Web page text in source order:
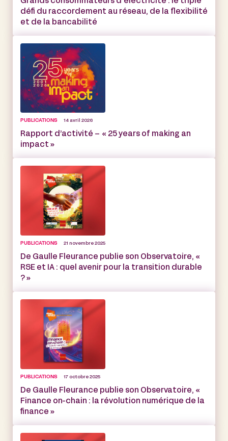
défi du raccordement au réseau, de la flexibilité
et de la bancabilité
PUBLICATIONS 14 avril 2026
Rapport d’activité – « 25 years of making an
impact »
PUBLICATIONS 21 novembre 2025
De Gaulle Fleurance publie son Observatoire, «
RSE et IA : quel avenir pour la transition durable
? »
PUBLICATIONS 17 octobre 2025
De Gaulle Fleurance publie son Observatoire, «
Finance on-chain : la révolution numérique de la
finance »